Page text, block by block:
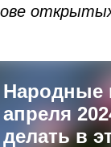
Народные
апреля
делать в